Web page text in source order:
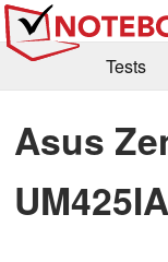
Tests
Kaufberatung
Forum
Asus